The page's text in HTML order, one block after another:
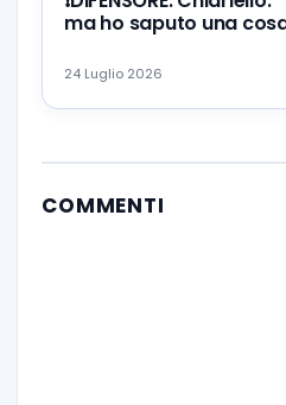
ma ho saputo una
24 Luglio 2026
COMMENTI